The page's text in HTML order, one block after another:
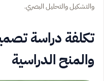
والتشكيل والتحليل البصري.
تكلفة دراسة
والمنح الدراسية